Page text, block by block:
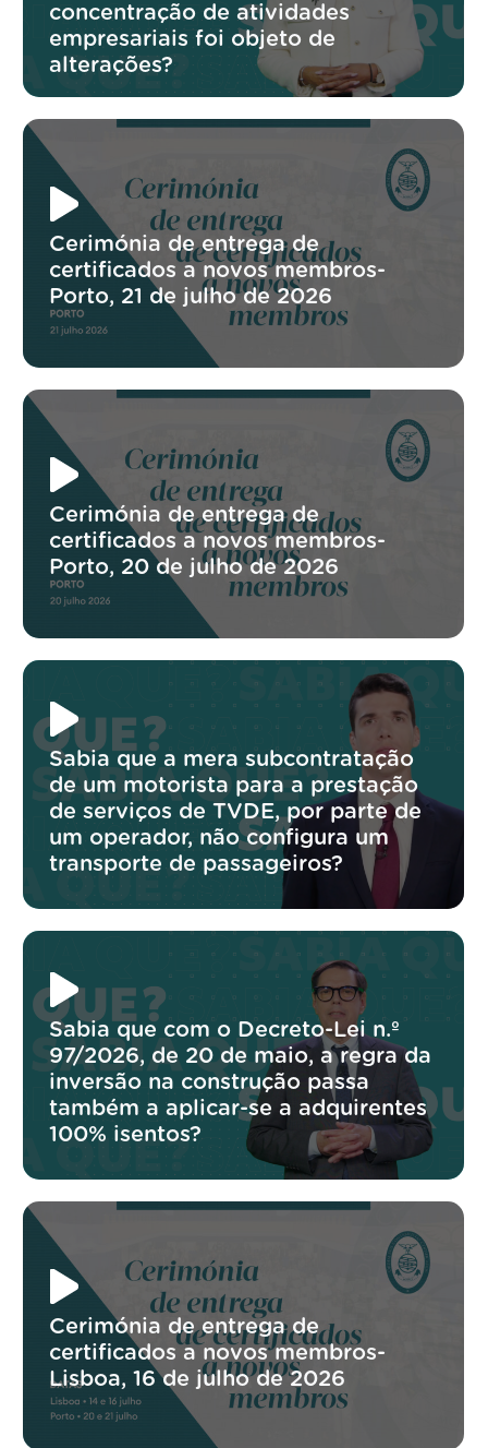
concentração de atividades
empresariais foi objeto de
alterações?
Cerimónia de entrega de
certificados a novos membros-
Porto, 21 de julho de 2026
Cerimónia de entrega de
certificados a novos membros-
Porto, 20 de julho de 2026
Sabia que a mera subcontratação
de um motorista para a prestação
de serviços de TVDE, por parte de
um operador, não configura um
transporte de passageiros?
Sabia que com o Decreto-Lei n.º
97/2026, de 20 de maio, a regra da
inversão na construção passa
também a aplicar-se a adquirentes
100% isentos?
Cerimónia de entrega de
certificados a novos membros-
Lisboa, 16 de julho de 2026